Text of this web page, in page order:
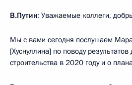
В.Путин: Уважаемые коллеги,
Мы с вами сегодня послушаем
[Хуснуллина] по поводу
строительства в 2020 году и о